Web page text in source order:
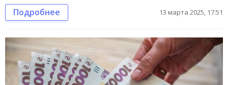
Подробнее 13 марта 2025, 17:51